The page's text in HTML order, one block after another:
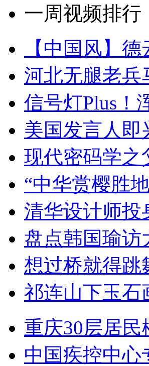
一周视频排行
【中国风】
河北无腿老兵
信号灯Plus！
美国发言人即
现代密码学
“中华赏樱胜
清华设计师投
盘点韩国瑜访
想过桥就得跳
祁连山下玉石
重庆30层居
中国疾控中心